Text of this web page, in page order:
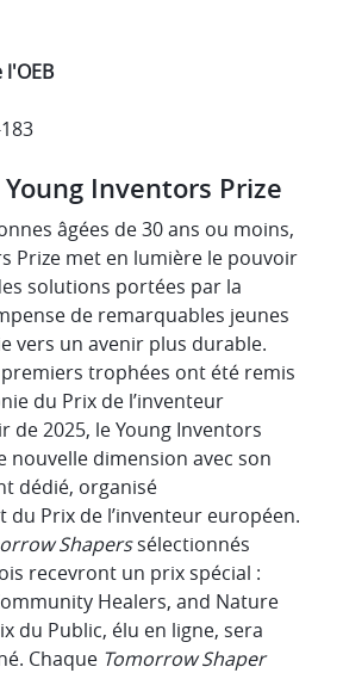
Inventors Prize
âgées de 30 ans ou moins,
Prize met en lumière le pouvoir
solutions portées par la
de remarquables jeunes
vers un avenir plus durable.
premiers trophées ont été remis
du Prix de l’inventeur
de 2025, le Young Inventors
nouvelle dimension avec son
dédié, organisé
Prix de l’inventeur européen.
Shaperssélectionnés
recevront un prix spécial :
Healers, and Nature
du Public, élu en ligne, sera
Chaque Tomorrow Shaper